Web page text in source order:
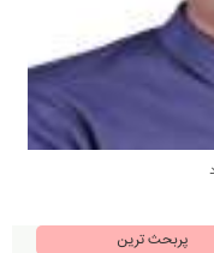
پربحث ترین